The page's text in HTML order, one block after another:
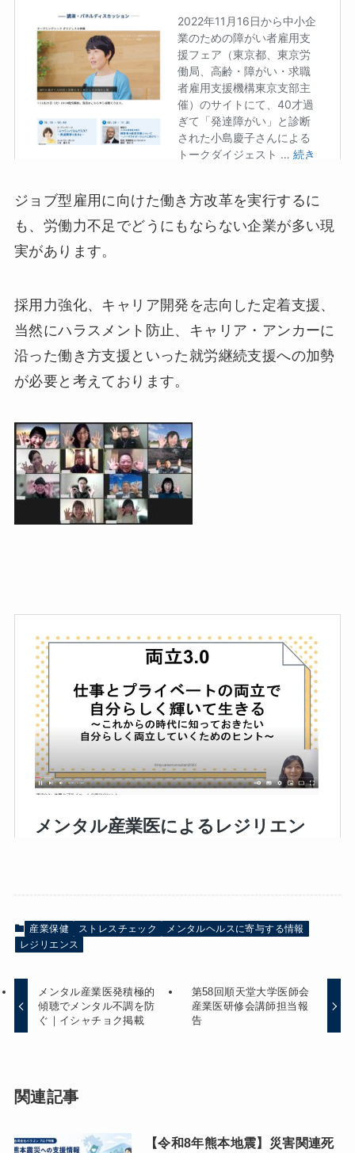
ジョブ型雇用に向けた働き方改革を実行するに
も、労働力不足でどうにもならない企業が多い現
実があります。
採用力強化、キャリア開発を志向した定着支援、
当然にハラスメント防止、キャリア・アンカーに
沿った働き方支援といった就労継続支援への加勢
が必要と考えております。
産業保健 ストレスチェック
メンタルヘルスに寄与する情報
レジリエンス
メンタル産業医発積極的
傾聴でメンタル不調を防
ぐ｜イシャチョク掲載
第58回順天堂大学医師会
産業医研修会講師担当報
告
関連記事
【令和8年熊本地震】災害関連死